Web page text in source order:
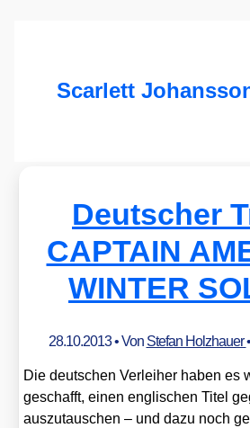
Scarlett
Deutscher
CAPTAIN
WINTER
28.10.2013• Von Stefan Holzhauer•
Die deut­schen Ver­lei­her haben es
geschafft, einen eng­li­schen Titel
aus­zu­tau­schen – und dazu noch